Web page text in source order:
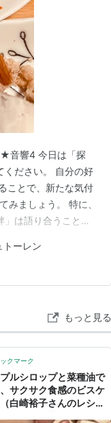
音響4 今日は「探
ください。 自分の好
ことで、新たな気付
ましょう。 特に、
は語り合うことか
未来のことを心配し
トーレン
もっと見る
クマーク
ルシロップと菜種油で
サクサク食感のビスケ
白崎裕子さんのレシ